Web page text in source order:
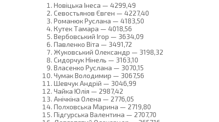
Новіцька Інеса — 4299,49
Севостьянов Євген — 4227,40
Романюк Руслана — 4183,50
Кутек Тамара — 4018,56
Вербовський Ігор — 3634,09
Павленко Віта — 3491,72
Жуковський Олександр — 3198,32
Сидорчук Нінель — 3163,10
Власенко Руслана — 3070,15
Чумак Володимир — 3067,56
Шевчук Андрій — 3046,99
Чайка Юлія — 2987,42
Анічкіна Олена — 2776,05
Полховська Марина — 2719,80
Підгурська Валентина — 2707,70